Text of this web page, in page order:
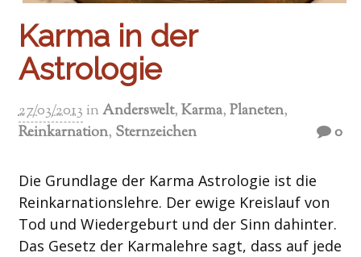
Karma in der
Astrologie
27/03/2013 inAnderswelt,Karma,Planeten,
Reinkarnation, Sternzeichen 0
Die Grundlage der Karma Astrologie ist die
Reinkarnationslehre. Der ewige Kreislauf von
Tod und Wiedergeburt und der Sinn dahinter.
Das Gesetz der Karmalehre sagt, dass auf jede